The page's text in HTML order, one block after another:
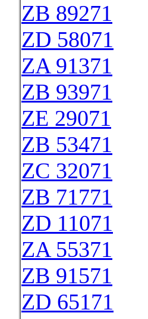
ZB 89271
ZD 58071
ZA 91371
ZB 93971
ZE 29071
ZB 53471
ZC 32071
ZB 71771
ZD 11071
ZA 55371
ZB 91571
ZD 65171